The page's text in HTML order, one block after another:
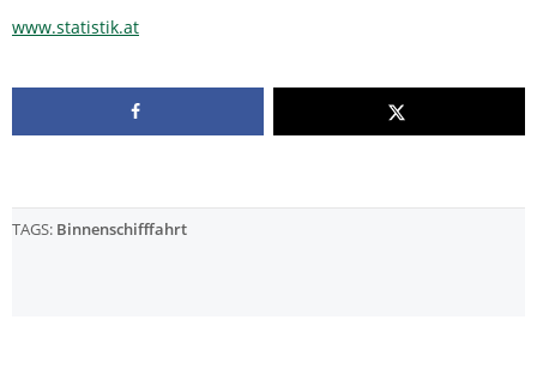
www.statistik.at
TAGS: Binnenschifffahrt